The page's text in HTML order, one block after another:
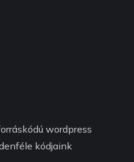
wordpress
kódjaink